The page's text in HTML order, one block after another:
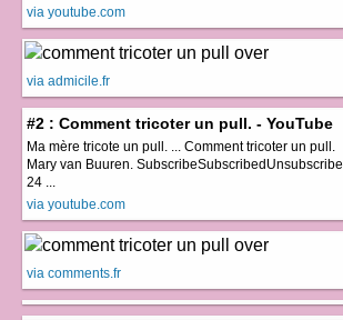
via youtube.com
via admicile.fr
#2 : Comment tricoter un pull. - YouTube
Ma mère tricote un pull. ... Comment tricoter un pull.
Mary van Buuren. SubscribeSubscribedUnsubscribe
24 ...
via youtube.com
via comments.fr